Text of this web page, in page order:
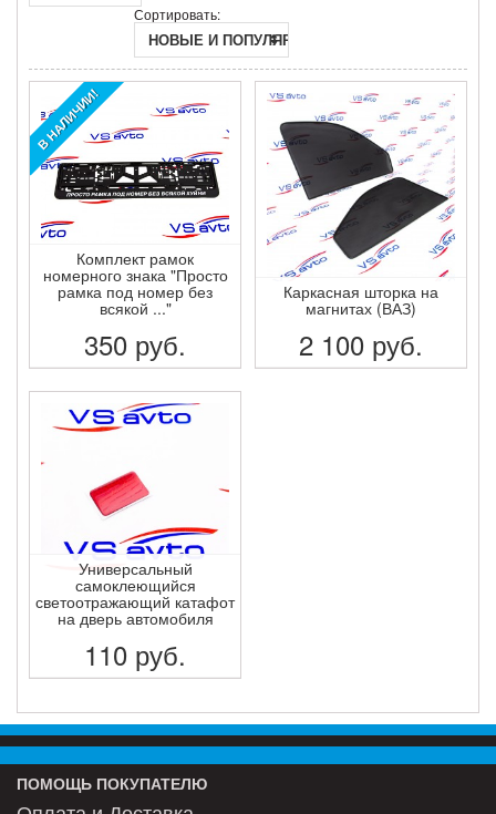
Сортировать:
НОВЫЕ И ПОПУЛЯРНЫЕ
В НАЛИЧИИ!
Комплект рамок
номерного знака "Просто
рамка под номер без
всякой ..."
350 руб.
ПОДРОБНЕЕ
Каркасная шторка на
магнитах (ВАЗ)
2 100 руб.
Универсальный
самоклеющийся
светоотражающий катафот
на дверь автомобиля
110 руб.
ПОДРОБНЕЕ
ПОМОЩЬ ПОКУПАТЕЛЮ